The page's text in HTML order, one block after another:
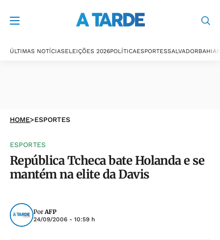
ÚLTIMAS NOTÍCIASELEIÇÕES 2026POLÍTICAESPORTESSALVADORBAHIA
HOME>ESPORTES
ESPORTES
República Tcheca bate Holanda e se
mantém na elite da Davis
PorAFP
24/09/2006 - 10:59 h